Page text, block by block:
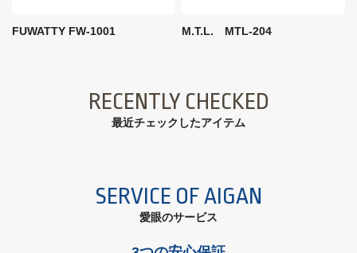
FUWATTY FW-1001 M.T.L. MTL-204
RECENTLY CHECKED
最近チェックしたアイテム
SERVICE OF AIGAN
愛眼のサービス